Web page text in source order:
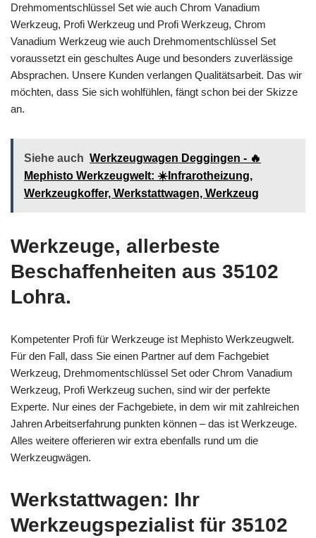
Drehmomentschlüssel Set wie auch Chrom Vanadium
Werkzeug, Profi Werkzeug und Profi Werkzeug, Chrom
Vanadium Werkzeug wie auch Drehmomentschlüssel Set
voraussetzt ein geschultes Auge und besonders zuverlässige
Absprachen. Unsere Kunden verlangen Qualitätsarbeit. Das wir
möchten, dass Sie sich wohlfühlen, fängt schon bei der Skizze
an.
Siehe auch Werkzeugwagen Deggingen - 🔥
Mephisto Werkzeugwelt: ☀️Infrarotheizung,
Werkzeugkoffer, Werkstattwagen, Werkzeug
Werkzeuge, allerbeste
Beschaffenheiten aus 35102
Lohra.
Kompetenter Profi für Werkzeuge ist Mephisto Werkzeugwelt.
Für den Fall, dass Sie einen Partner auf dem Fachgebiet
Werkzeug, Drehmomentschlüssel Set oder Chrom Vanadium
Werkzeug, Profi Werkzeug suchen, sind wir der perfekte
Experte. Nur eines der Fachgebiete, in dem wir mit zahlreichen
Jahren Arbeitserfahrung punkten können – das ist Werkzeuge.
Alles weitere offerieren wir extra ebenfalls rund um die
Werkzeugwägen.
Werkstattwagen: Ihr
Werkzeugspezialist für 35102